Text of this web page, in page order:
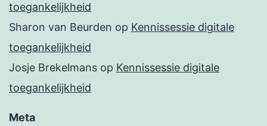
toegankelijkheid
Sharon van Beurden op Kennissessie digitale
toegankelijkheid
Josje Brekelmans op Kennissessie digitale
toegankelijkheid
Meta